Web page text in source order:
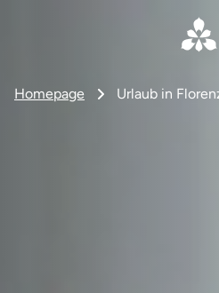
Homepage Urlaub in